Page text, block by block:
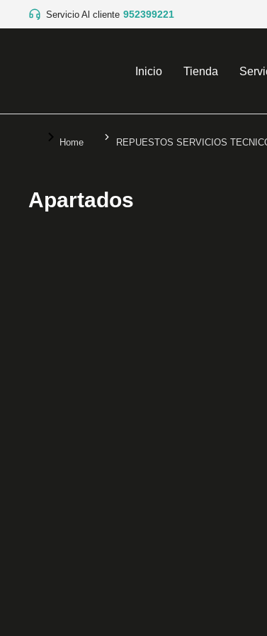
Servicio Al cliente 952399221
Inicio Tienda
You are here:
Home REPUESTOS SERVICIOS
Apartados